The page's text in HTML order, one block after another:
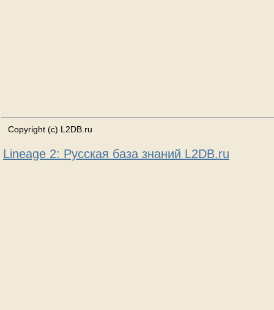
Copyright (c) L2DB.ru
Lineage 2: Русская база знаний L2DB.ru